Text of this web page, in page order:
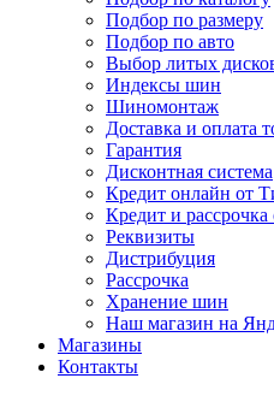
Подбор по размеру
Подбор по авто
Выбор литых
Индексы шин
Шиномонтаж
Доставка и оплата
Гарантия
Дисконтная система
Кредит онлайн от
Кредит и
Реквизиты
Дистрибуция
Рассрочка
Хранение шин
Наш магазин на
Магазины
Контакты